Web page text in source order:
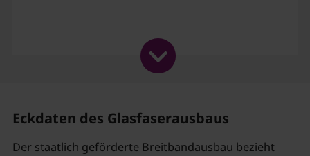
Eckdaten des Glasfaserausbaus
Der staatlich geförderte Breitbandausbau bezieht